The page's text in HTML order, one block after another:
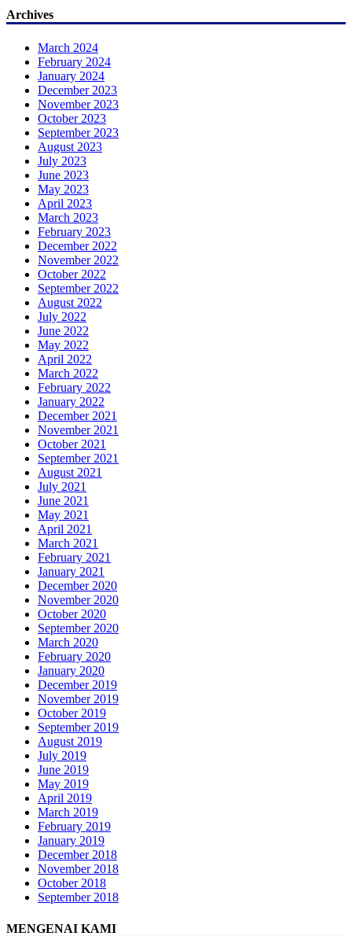
Archives
March 2024
February 2024
January 2024
December 2023
November 2023
October 2023
September 2023
August 2023
July 2023
June 2023
May 2023
April 2023
March 2023
February 2023
December 2022
November 2022
October 2022
September 2022
August 2022
July 2022
June 2022
May 2022
April 2022
March 2022
February 2022
January 2022
December 2021
November 2021
October 2021
September 2021
August 2021
July 2021
June 2021
May 2021
April 2021
March 2021
February 2021
January 2021
December 2020
November 2020
October 2020
September 2020
March 2020
February 2020
January 2020
December 2019
November 2019
October 2019
September 2019
August 2019
July 2019
June 2019
May 2019
April 2019
March 2019
February 2019
January 2019
December 2018
November 2018
October 2018
September 2018
MENGENAI KAMI